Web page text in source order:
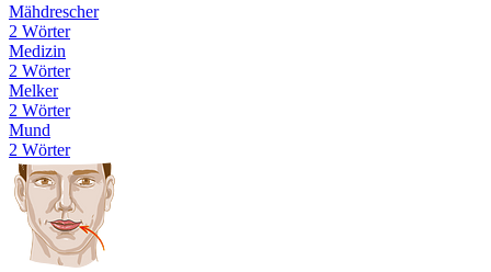
Mähdrescher
2 Wörter
Medizin
2 Wörter
Melker
2 Wörter
Mund
2 Wörter